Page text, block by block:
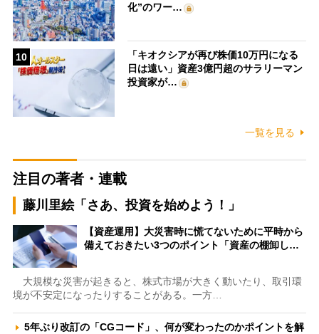
化”のワー…
10
「キオクシアが再び株価10万円になる
日は遠い」資産3億円超のサラリーマン
投資家が…
一覧を見る
注目の著者・連載
藤川里絵「さあ、投資を始めよう！」
【資産運用】大災害時に慌てないために平時から
備えておきたい3つのポイント「資産の棚卸し…
大規模な災害が起きると、株式市場が大きく動いたり、取引環
境が不安定になったりすることがある。一方…
5年ぶり改訂の「CGコード」、何が変わったのかポイントを解